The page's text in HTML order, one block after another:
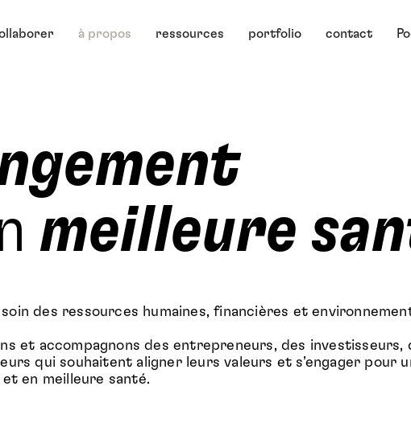
à propos ressources portfolio contact
meilleure
des ressources humaines, financières et
et accompagnons des entrepreneurs, des
qui souhaitent aligner leurs valeurs et s’engager pour
en meilleure santé.